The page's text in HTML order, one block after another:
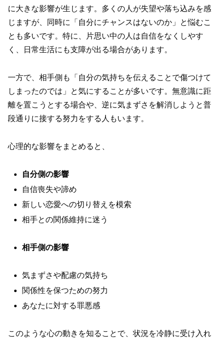
に大きな影響が生じます。多くの人が失望や落ち込みを感
じますが、同時に「自分にチャンスはないのか」と悩むこ
とも多いです。特に、片思い中の人は自信をなくしやす
く、日常生活にも支障が出る場合があります。
一方で、相手側も「自分の気持ちを伝えることで傷つけて
しまったのでは」と気にすることが多いです。無意識に距
離を置こうとする場合や、逆に気まずさを解消しようと普
段通りに接する努力をする人もいます。
心理的な影響をまとめると、
自分側の影響
自信喪失や諦め
新しい恋愛への切り替えを模索
相手との関係維持に迷う
相手側の影響
気まずさや配慮の気持ち
関係性を保つための努力
あなたに対する罪悪感
このような心の動きを知ることで、状況を冷静に受け入れ